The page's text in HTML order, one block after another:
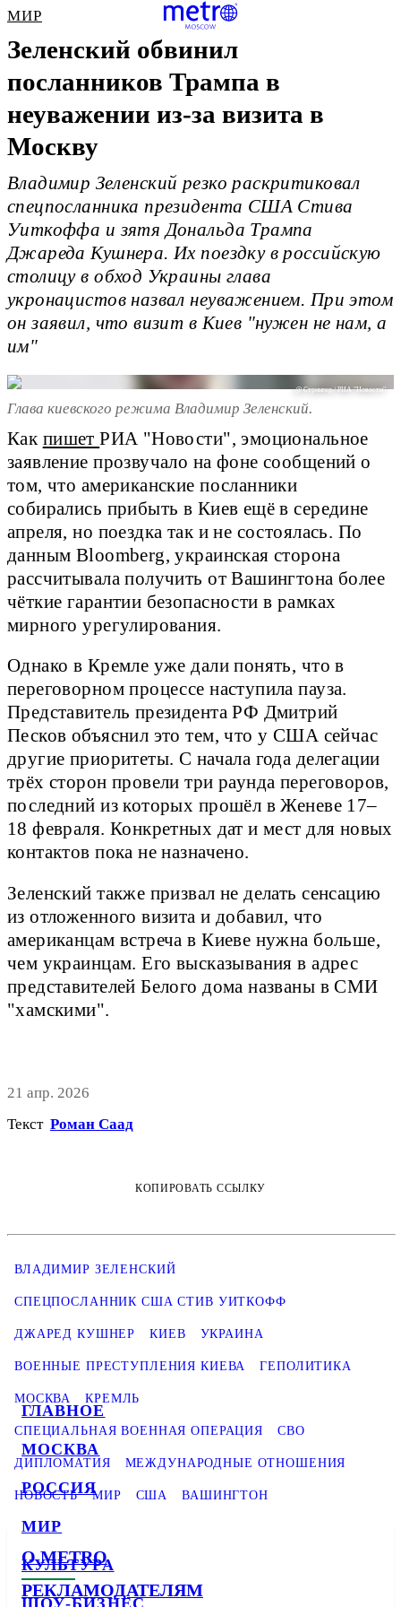
ГЛАВНОЕ
МОСКВА
РОССИЯ
МИР
КУЛЬТУРА
ШОУ-БИЗНЕС
МИР
Зеленский обвинил
посланников Трампа в
неуважении из-за визита в
Москву
Владимир Зеленский резко раскритиковал
спецпосланника президента США Стива
Уиткоффа и зятя Дональда Трампа
Джареда Кушнера. Их поездку в российскую
столицу в обход Украины глава
укронацистов назвал неуважением. При этом
он заявил, что визит в Киев "нужен не нам, а
им"
@ Стрингер / РИА "Новости"
Глава киевского режима Владимир Зеленский.
Как пишетРИА "Новости", эмоциональное
заявление прозвучало на фоне сообщений о
том, что американские посланники
собирались прибыть в Киев ещё в середине
апреля, но поездка так и не состоялась. По
данным Bloomberg, украинская сторона
рассчитывала получить от Вашингтона более
чёткие гарантии безопасности в рамках
мирного урегулирования.
Однако в Кремле уже дали понять, что в
переговорном процессе наступила пауза.
Представитель президента РФ Дмитрий
Песков объяснил это тем, что у США сейчас
другие приоритеты. С начала года делегации
трёх сторон провели три раунда переговоров,
последний из которых прошёл в Женеве 17–
18 февраля. Конкретных дат и мест для новых
контактов пока не назначено.
Зеленский также призвал не делать сенсацию
из отложенного визита и добавил, что
американцам встреча в Киеве нужна больше,
чем украинцам. Его высказывания в адрес
представителей Белого дома названы в СМИ
"хамскими".
21 апр. 2026
Текст Роман Саад
КОПИРОВАТЬ ССЫЛКУ
ВЛАДИМИР ЗЕЛЕНСКИЙ
СПЕЦПОСЛАННИК США СТИВ УИТКОФФ
ДЖАРЕД КУШНЕР КИЕВ УКРАИНА
ВОЕННЫЕ ПРЕСТУПЛЕНИЯ КИЕВА ГЕПОЛИТИКА
МОСКВА КРЕМЛЬ
СПЕЦИАЛЬНАЯ ВОЕННАЯ ОПЕРАЦИЯ СВО
ДИПЛОМАТИЯ МЕЖДУНАРОДНЫЕ ОТНОШЕНИЯ
НОВОСТЬ МИР США ВАШИНГТОН
О METRO
РЕКЛАМОДАТЕЛЯМ